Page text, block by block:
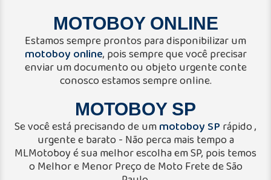
MOTOBOY ONLINE
Estamos sempre prontos para disponibilizar um
motoboy online, pois sempre que você precisar
enviar um documento ou objeto urgente conte
conosco estamos sempre online.
MOTOBOY SP
Se você está precisando de ummotoboy SP rápido ,
urgente e barato - Não perca mais tempo a
MLMotoboy é sua melhor escolha em SP, pois temos
o Melhor e Menor Preço de Moto Frete de São